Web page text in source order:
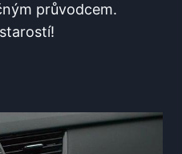
průvodcem.